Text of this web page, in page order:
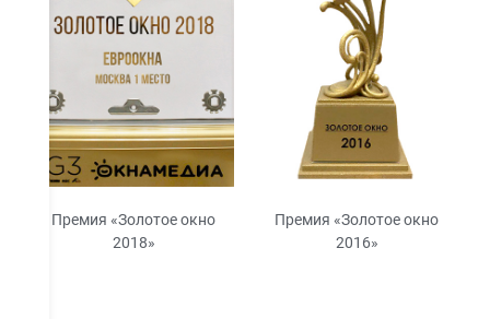
Премия «Золотое окно
2018»
Премия «Золотое окно
2016»